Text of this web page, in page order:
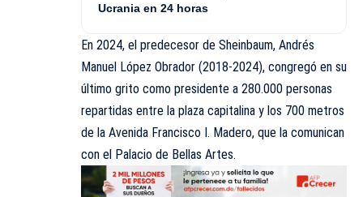
Ucrania en 24 horas
En 2024, el predecesor de Sheinbaum, Andrés
Manuel López Obrador (2018-2024), congregó en su
último grito como presidente a 280.000 personas
repartidas entre la plaza capitalina y los 700 metros
de la Avenida Francisco I. Madero, que la comunican
con el Palacio de Bellas Artes.